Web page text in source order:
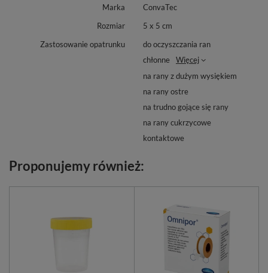
Marka
ConvaTec
Rozmiar
5 x 5 cm
Zastosowanie opatrunku
do oczyszczania ran
chłonne
Więcej
na rany z dużym wysiękiem
na rany ostre
na trudno gojące się rany
na rany cukrzycowe
kontaktowe
Proponujemy również: